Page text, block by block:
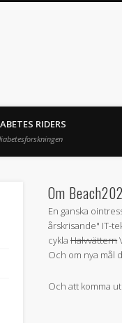
RIDERS
Om
En ganska
årskrisande" IT-
cyklaHalvvättern
Och om nya mål
Och att komma